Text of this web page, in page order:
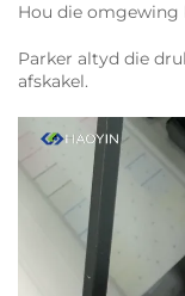
Hou die omgewing
Parker altyd die
afskakel.